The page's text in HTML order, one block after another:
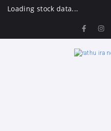
Loading stock data...